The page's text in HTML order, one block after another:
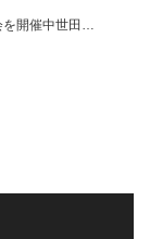
を開催中世田…